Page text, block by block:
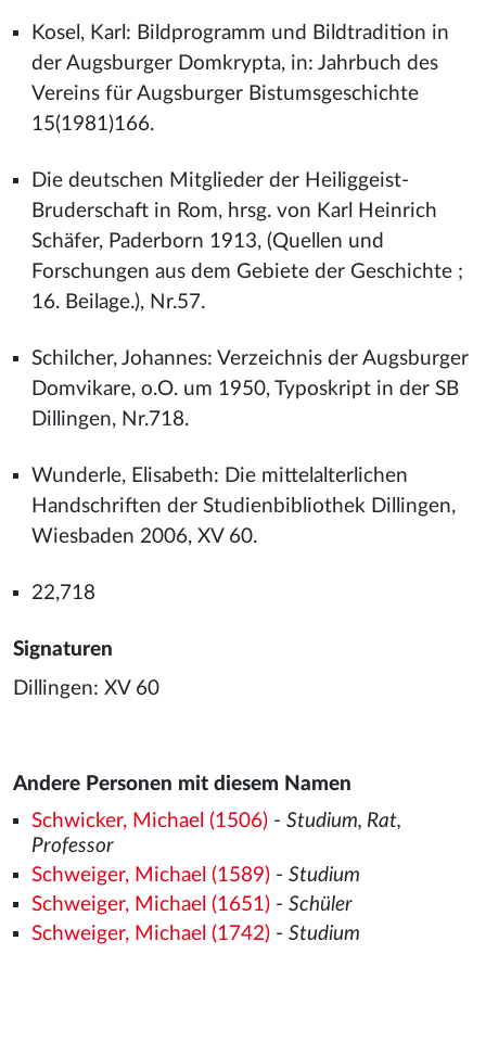
Kosel, Karl: Bildprogramm und Bildtradition in
der Augsburger Domkrypta, in: Jahrbuch des
Vereins für Augsburger Bistumsgeschichte
15(1981)166.
Die deutschen Mitglieder der Heiliggeist-
Bruderschaft in Rom, hrsg. von Karl Heinrich
Schäfer, Paderborn 1913, (Quellen und
Forschungen aus dem Gebiete der Geschichte ;
16. Beilage.), Nr.57.
Schilcher, Johannes: Verzeichnis der Augsburger
Domvikare, o.O. um 1950, Typoskript in der SB
Dillingen, Nr.718.
Wunderle, Elisabeth: Die mittelalterlichen
Handschriften der Studienbibliothek Dillingen,
Wiesbaden 2006, XV 60.
22,718
Signaturen
Dillingen: XV 60
Andere Personen mit diesem Namen
Schwicker, Michael (1506)- Studium, Rat,
Professor
Schweiger, Michael (1589)- Studium
Schweiger, Michael (1651)- Schüler
Schweiger, Michael (1742)- Studium